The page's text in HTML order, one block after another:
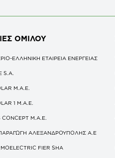
ΟΜΙΛΟΥ
ΕΛΛΗΝΙΚΗ ΕΤΑΙΡΕΙΑ ΕΝΕΡΓΕΙΑΣ
S.A.
M.Α.Ε.
1 M.Α.Ε.
CONCEPT Μ.Α.Ε.
ΑΛΕΞΑΝΔΡΟΥΠΟΛΗΣ A.E
FIER SHA